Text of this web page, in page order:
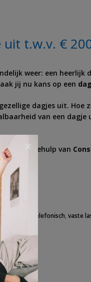
uit t.w.v. €
weer: een heerlijk
jij nu kans op een
dagjes uit.
van een
met behulp van
telefonisch ,vaste
×